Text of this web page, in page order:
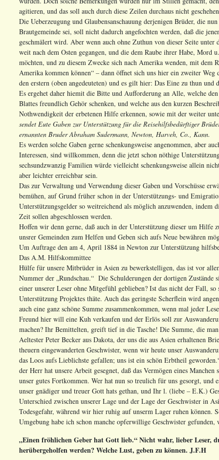
agitieren, und das soll auch durch diese Zeilen durchaus nicht
Die Ueberzeugung und Glaubensanschauung derjenigen Brüder, die
Brautgemeinde sei, soll nicht dadurch angefochten werden, daß die
geschmälert wird. Aber wenn auch ohne Zuthun von dieser Seite
weit nach dem Osten gegangen, und die dem Raube ihrer Habe, Mord
möchten, und zu diesem Zwecke sich nach Amerika wenden, mit
Amerika kommen können“ – dann öffnet sich uns hier ein zweiter
den erstern (oben angedeuteten) und es gilt hier: Das Eine zu thun und
Es ergehet daher hiemit die Bitte und Aufforderung an Alle, welche
Blattes freundlich Gehör schenken, und welche aus den kurzen
Nothwendigkeit der erbetenen Hilfe erkennen, sowie mit der weiter
sendet Eute Gaben zur Unterstützung für die Reisehilfsbedürftiger
ernannten Bruder Abraham Sudermann, Newton, Harveh, Co., Kann.
Es werden solche Gaben gerne schenkungsweise angenommen, aber
Interessen, sind willkommen, denn die jetzt schon nöthige
sechsundzwanzig Familien würde vielleicht schenkungsweise allein
aber leichter erreichbar sein.
Das zur Verwaltung und Verwendung dieser Gaben und Vorschüsse
bemühen, auf Grund früher schon in der Unterstützungs- und
Unterstützungsgelder so weitreichend als möglich anzuwenden, indem
Zeit sollen abgeschlossen werden.
Hoffen wir denn gerne, daß auch in der Unterstützung dieser um
unsrer Gemeinden zum Helfen und Geben sich aufs Neue bewähren
Um Auftrage den am 4, April 1884 in Newton zur Unterstützung
Das A.M. Hilfskommittee
Hülfe für unsere Mitbrüder in Asien zu bewerkstelligen, das ist vor
Nummer der „Rundschau.“ Die Schulderungen der dortigen
einer unserer Leser ohne Mitgefühl geblieben? Ist das nicht der Fall,
Unterstützung Projektes thäte. Auch das geringste Scherflein wird
auch eine ganz schöne Summe zusammenkommen, wenn mal jeder
Freund hier will eine Kuh verkaufen und der Erlös soll zur
machen? Ihr Bemittelten, greift tief in die Tasche! Die Summe, die
Aeltester Peter Becker aus Dakota, der uns die aus Asien erhaltenen
theuern eingewanderten Geschwister, wenn wir heute unser
das Loos aufs Lieblichste gefallen; uns ist ein schön Erbtheil
der Herr hat unsere Arbeit gesegnet, daß das Vermögen eines
unser gutes Fortkommen. Wer hat nun so treulich für uns gesorgt, und
unser gnädiger und treuer Gott hats gethan, und Ihr l. (liebe – E.K.)
Unterschied zwischen unserer Lage und der Lage der Geschwister in
Todesgefahr, während wir hier ruhig auf unserm Lager ruhen
Umgebung habe ich schon manche opferwillige Geschwister gefunden,
„Einen fröhlichen Geber hat Gott lieb.“ Nicht wahr, lieber Leser,
herübergeholfen werden? Welche Lust, geben zu können. J.F.H